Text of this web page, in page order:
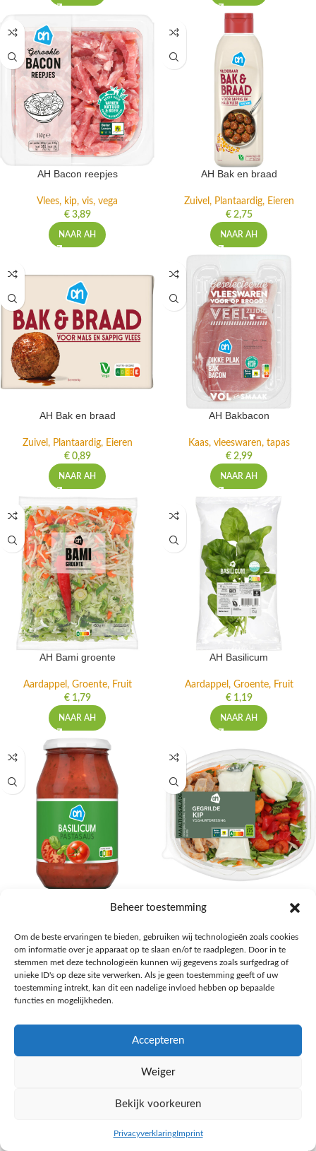
Beheer toestemming
Om de beste ervaringen te bieden, gebruiken wij technologieën zoals cookies
om informatie over je apparaat op te slaan en/of te raadplegen. Door in te
stemmen met deze technologieën kunnen wij gegevens zoals surfgedrag of
unieke ID's op deze site verwerken. Als je geen toestemming geeft of uw
toestemming intrekt, kan dit een nadelige invloed hebben op bepaalde
functies en mogelijkheden.
Accepteren
Weiger
Bekijk voorkeuren
PrivacyverklaringImprint
AH Bacon reepjes
Vlees, kip, vis, vega
€3,89
NAAR AH
AH Bak en braad
Zuivel, Plantaardig, Eieren
€2,75
NAAR AH
AH Bak en braad
Zuivel, Plantaardig, Eieren
€0,89
NAAR AH
AH Bakbacon
Kaas, vleeswaren, tapas
€2,99
NAAR AH
AH Bami groente
Aardappel, Groente, Fruit
€1,79
NAAR AH
AH Basilicum
Aardappel, Groente, Fruit
€1,19
NAAR AH
€1,59
NAAR AH
Salades,Pizza, Maaltijden
€3,39
NAAR AH